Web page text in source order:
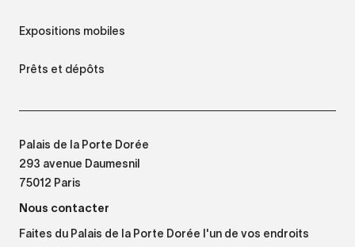
Expositions mobiles
Prêts et dépôts
Palais de la Porte Dorée
293 avenue Daumesnil
75012 Paris
Nous contacter
Faites du Palais de la Porte Dorée l'un de vos endroits